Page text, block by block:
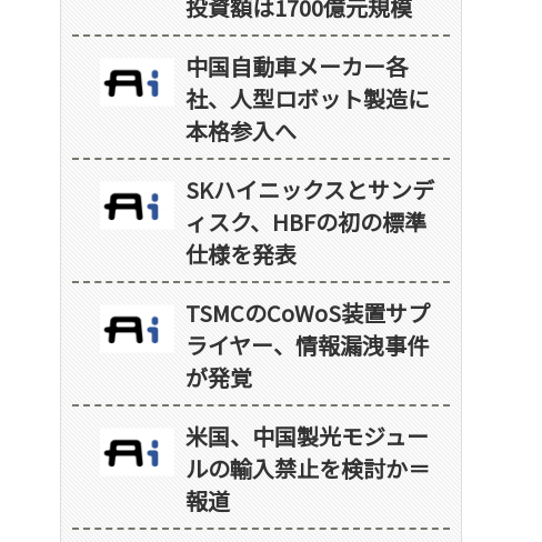
投資額は1700億元規模
中国自動車メーカー各
社、人型ロボット製造に
本格参入へ
SKハイニックスとサンデ
ィスク、HBFの初の標準
仕様を発表
TSMCのCoWoS装置サプ
ライヤー、情報漏洩事件
が発覚
米国、中国製光モジュー
ルの輸入禁止を検討か＝
報道